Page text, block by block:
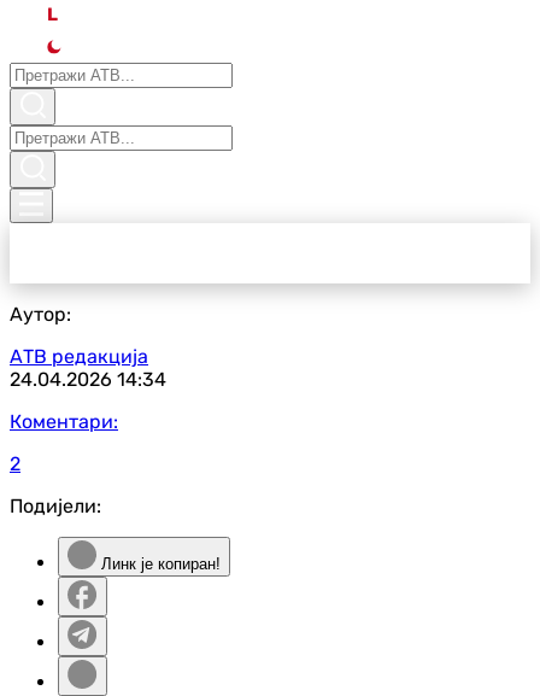
L
Аутор:
АТВ редакција
24.04.2026 14:34
Коментари:
2
Подијели:
Линк је копиран!